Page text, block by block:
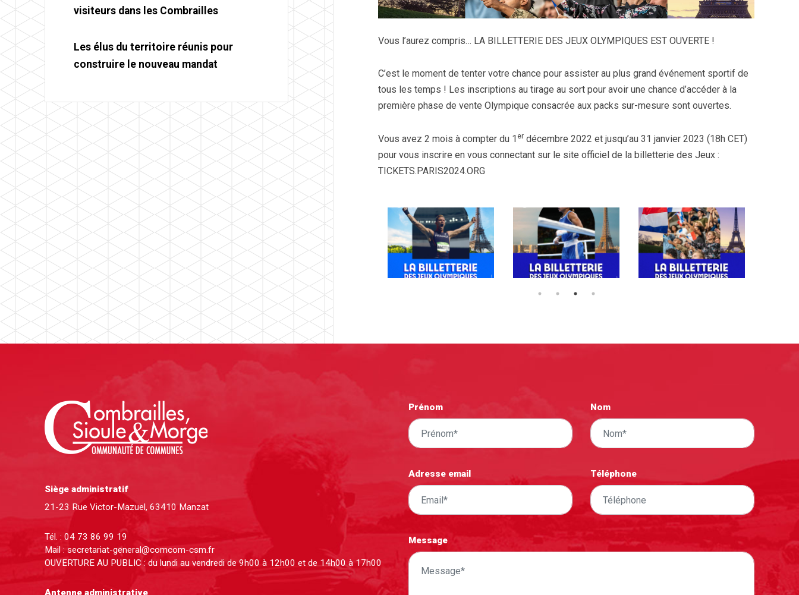
Vous l’aurez compris… LA BILLETTERIE DES JEUX OLYMPIQUES EST OUVERTE !
C’est le moment de tenter votre chance pour assister au plus grand événement sportif de
tous les temps ! Les inscriptions au tirage au sort pour avoir une chance d’accéder à la
première phase de vente Olympique consacrée aux packs sur-mesure sont ouvertes.
Vous avez 2 mois à compter du 1 er décembre 2022 et jusqu’au 31 janvier 2023 (18h CET)
pour vous inscrire en vous connectant sur le site officiel de la billetterie des Jeux :
TICKETS.PARIS2024.ORG
visiteurs dans les Combrailles
Les élus du territoire réunis pour
construire le nouveau mandat
Siège administratif
21-23 Rue Victor-Mazuel, 63410 Manzat
Tél. : 04 73 86 99 19
Mail : secretariat-general@comcom-csm.fr
OUVERTURE AU PUBLIC : du lundi au vendredi de 9h00 à 12h00 et de 14h00 à 17h00
Prénom Nom
Adresse email Téléphone
Message